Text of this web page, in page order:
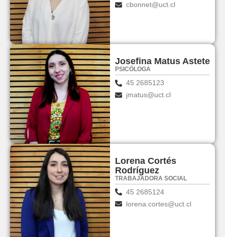
cbonnet@uct.cl
Josefina Matus Astete
PSICÓLOGA
45 2685123
jmatus@uct.cl
Lorena Cortés
Rodríguez
TRABAJADORA SOCIAL
45 2685124
lorena.cortes@uct.cl